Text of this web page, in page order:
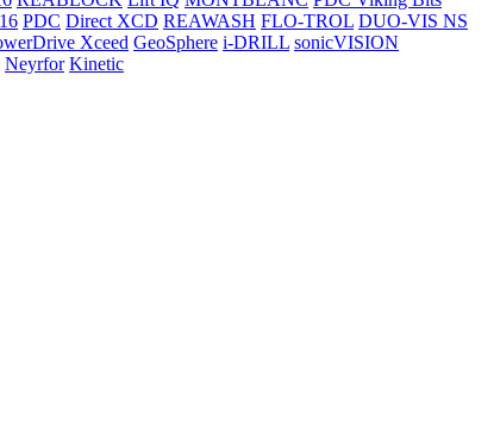
PDC Direct XCD REAWASH FLO-TROL DUO-VIS NS
Xceed GeoSphere i-DRILL sonicVISION
Neyrfor Kinetic